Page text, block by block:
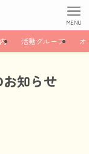
MENU
活動グループ オ
知らせ